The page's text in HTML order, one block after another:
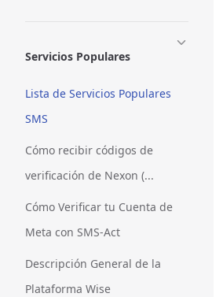
Servicios Populares
Lista de Servicios Populares
SMS
Cómo recibir códigos de
verificación de Nexon (...
Cómo Verificar tu Cuenta de
Meta con SMS-Act
Descripción General de la
Plataforma Wise